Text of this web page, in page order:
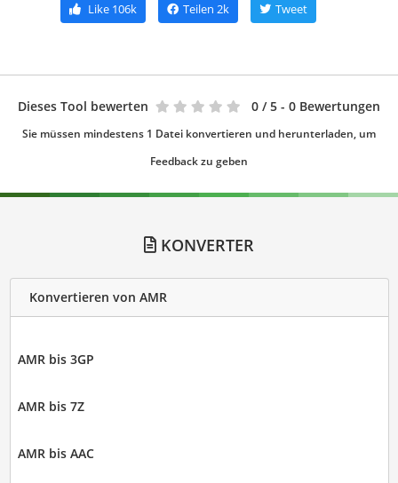
Like 106k Teilen 2k Tweet
Dieses Tool bewerten 0 / 5 - 0 Bewertungen
Sie müssen mindestens 1 Datei konvertieren und herunterladen, um
Feedback zu geben
KONVERTER
Konvertieren von AMR
AMR bis 3GP
AMR bis 7Z
AMR bis AAC